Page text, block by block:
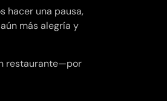
hacer una pausa,
más alegría y
restaurante—por